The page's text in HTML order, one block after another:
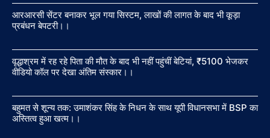
आरआरसी सेंटर बनाकर भूल गया सिस्टम, लाखों की लागत के बाद भी कूड़ा
प्रबंधन बेपटरी।।
वृद्धाश्रम में रह रहे पिता की मौत के बाद भी नहीं पहुंचीं बेटियां, ₹5100 भेजकर
वीडियो कॉल पर देखा अंतिम संस्कार।।
बहुमत से शून्य तक: उमाशंकर सिंह के निधन के साथ यूपी विधानसभा में BSP का
अस्तित्व हुआ खत्म।।